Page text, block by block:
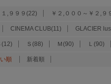
,９９９(22) ￥２,０００～￥２,９
CINEMA CLUB(11) GLACIER
(12) Ｓ(88) Ｍ(90) Ｌ(90)
順 新着順